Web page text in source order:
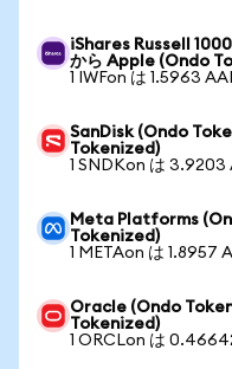
iShares Russell
から Apple (Ondo
1 IWFon は 1.5963
SanDisk (Ondo
Tokenized)
1 SNDKon は 3.9203
Meta Platforms
Tokenized)
1 METAon は 1.8957
Oracle (Ondo
Tokenized)
1 ORCLon は